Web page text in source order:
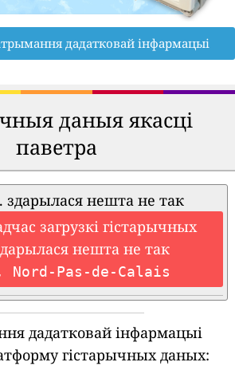
дадатковай інфармацыі
даныя якасці
паветра
нешта не так
загрузкі гістарычных
нешта не так
Nord-Pas-de-Calais
дадатковай інфармацыі
гістарычных даных: